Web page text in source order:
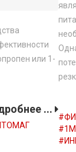
или 1-
...